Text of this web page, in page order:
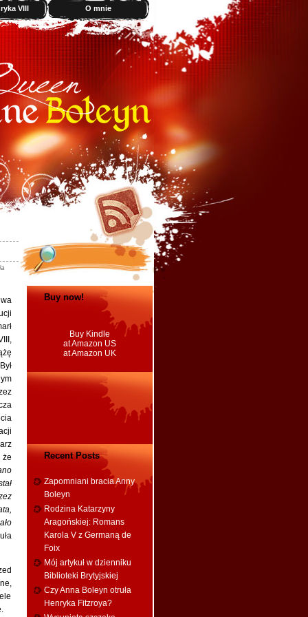
VIII O mnie
że
Buy now!
Buy Kindle
at Amazon US
at Amazon UK
Recent Posts
Zapomniani bracia Anny
Boleyn
Rodzina Katarzyny
Aragońskiej: Romans
Karola V z Germaną de
Foix
Mój artykuł w dzienniku
Biblioteki Brytyjskiej
Czy Anna Boleyn otruła
Henryka Fitzroya?